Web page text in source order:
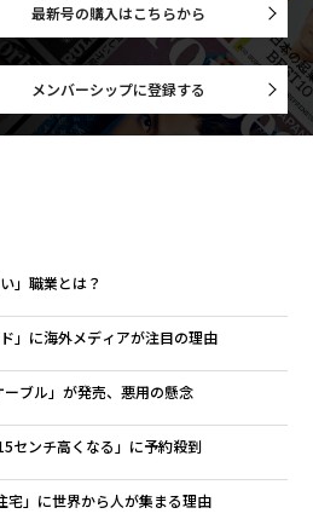
最新号の購入はこちらから
メンバーシップに登録する
」職業とは？
」に海外メディアが注目の理由
ブル」が発売、悪用の懸念
センチ高くなる」に予約殺到
宅」に世界から人が集まる理由